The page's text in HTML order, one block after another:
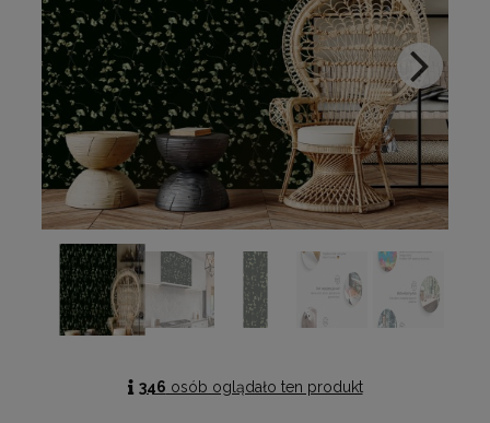
346 osób oglądało ten produkt